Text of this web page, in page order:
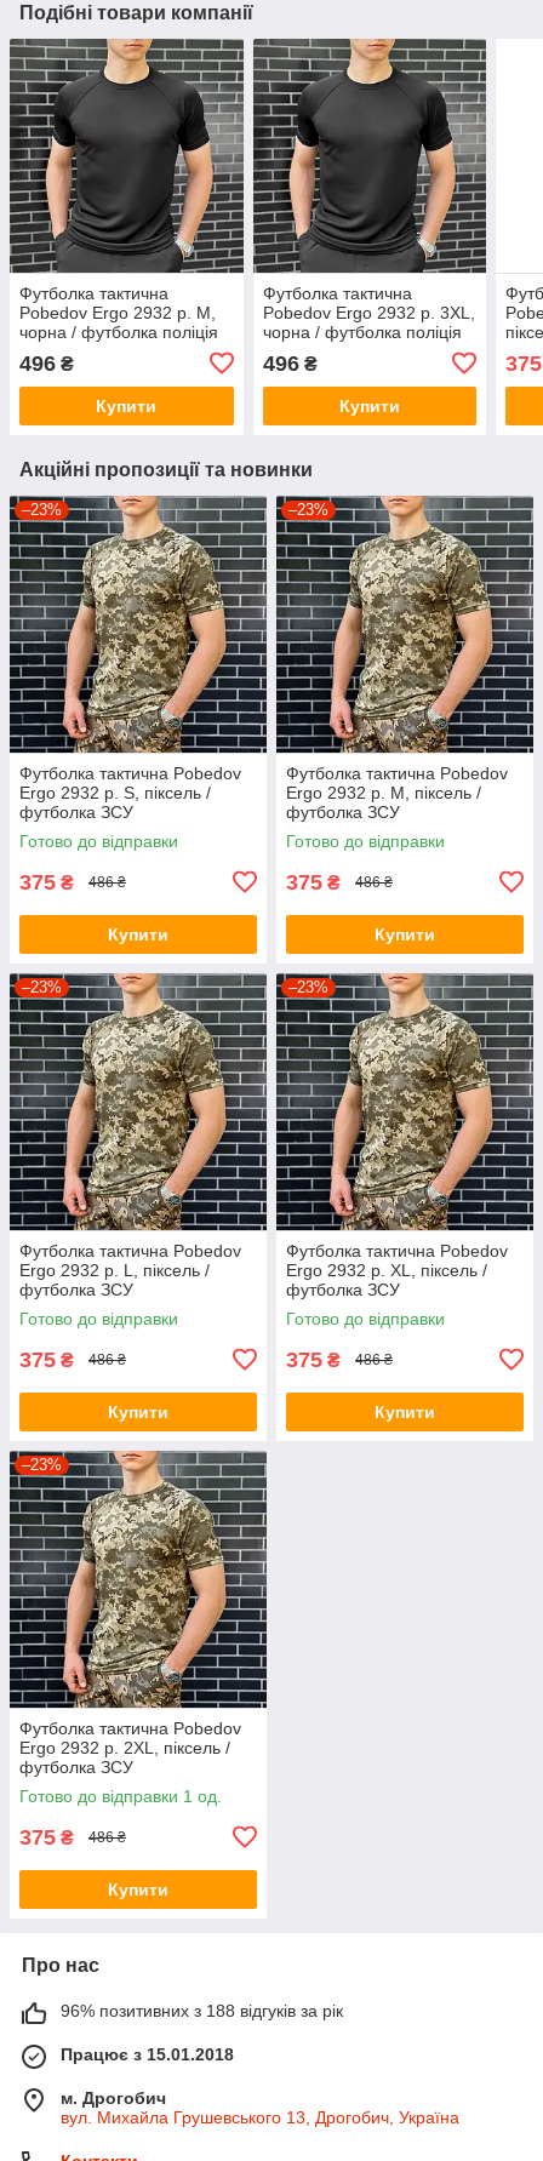
Подібні товари компанії
Футболка тактична
Pobedov Ergo 2932 р. M,
чорна / футболка поліція
496 ₴
Купити
Футболка тактична
Pobedov Ergo 2932 р. 3XL,
чорна / футболка поліція
496₴
Купити
375
Акційні пропозиції та новинки
–23%
Футболка тактична Pobedov
Ergo 2932 р. S, піксель /
футболка ЗСУ
Готово до відправки
375 ₴ 486 ₴
Купити
–23%
Футболка тактична Pobedov
Ergo 2932 р. M, піксель /
футболка ЗСУ
Готово до відправки
375 ₴ 486 ₴
Купити
–23%
Футболка тактична Pobedov
Ergo 2932 р. L, піксель /
футболка ЗСУ
Готово до відправки
375 ₴ 486 ₴
Купити
–23%
Футболка тактична Pobedov
Ergo 2932 р. XL, піксель /
футболка ЗСУ
Готово до відправки
375 ₴ 486 ₴
Купити
–23%
Футболка тактична Pobedov
Ergo 2932 р. 2XL, піксель /
футболка ЗСУ
Готово до відправки 1 од.
375 ₴ 486 ₴
Купити
Про нас
96% позитивних з 188 відгуків за рік
Працює з 15.01.2018
м. Дрогобич
вул. Михайла Грушевського 13, Дрогобич, Україна